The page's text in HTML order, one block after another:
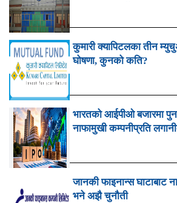
कुमारी क्यापिटलका तीन
घोषणा, कुनको कति?
भारतको आईपीओ बजारमा
नाफामुखी कम्पनीप्रति
जानकी फाइनान्स घाटाबाट
भने अझै चुनौती